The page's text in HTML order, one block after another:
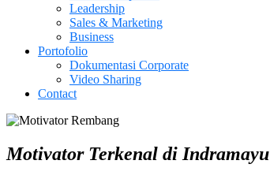
Leadership
Sales & Marketing
Business
Portofolio
Dokumentasi Corporate
Video Sharing
Contact
Motivator Terkenal di Indramayu